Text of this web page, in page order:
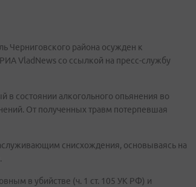
Черниговского района осужден к
VladNews со ссылкой на пресс-службу
в состоянии алкогольного опьянения во
От полученных травм потерпевшая
снисхождения, основываясь на
в убийстве (ч. 1 ст. 105 УК РФ) и